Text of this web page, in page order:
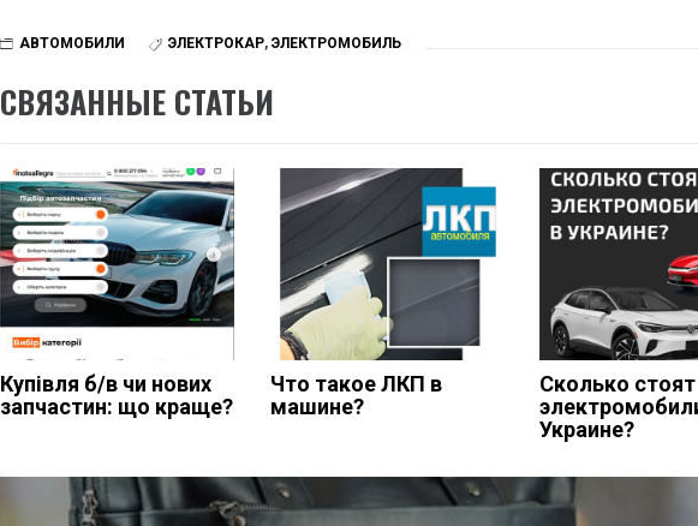
АВТОМОБИЛИ ЭЛЕКТРОКАР, ЭЛЕКТРОМОБИЛЬ
СВЯЗАННЫЕ СТАТЬИ
Купівля б/в чи нових
запчастин: що краще?
Что такое ЛКП в
машине?
Сколько стоят
Украине?
Навигация